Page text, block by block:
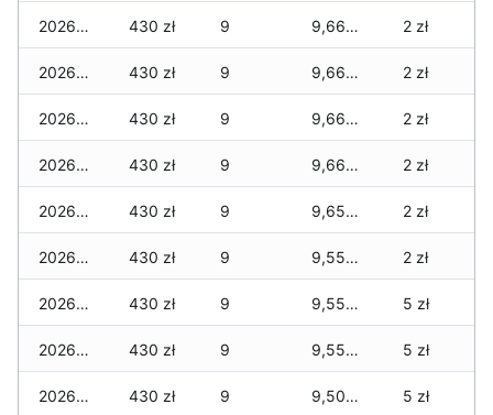
2026-07-21 430 zł 9 9,660 zł 2 zł
2026-07-20 430 zł 9 9,660 zł 2 zł
2026-07-18 430 zł 9 9,660 zł 2 zł
2026-07-17 430 zł 9 9,660 zł 2 zł
2026-07-16 430 zł 9 9,650 zł 2 zł
2026-07-15 430 zł 9 9,550 zł 2 zł
2026-07-14 430 zł 9 9,550 zł 5 zł
2026-07-13 430 zł 9 9,550 zł 5 zł
2026-07-12 430 zł 9 9,500 zł 5 zł